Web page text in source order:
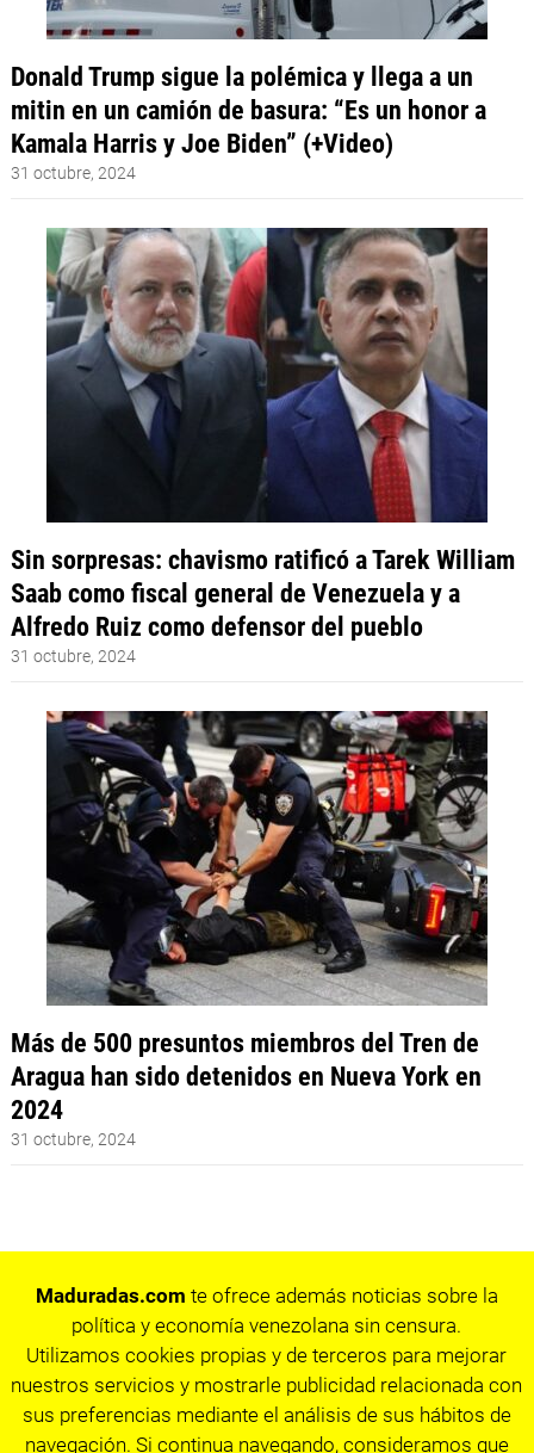
Donald Trump sigue la polémica y llega a un
mitin en un camión de basura: “Es un honor a
Kamala Harris y Joe Biden” (+Video)
31 octubre, 2024
Sin sorpresas: chavismo ratificó a Tarek William
Saab como fiscal general de Venezuela y a
Alfredo Ruiz como defensor del pueblo
31 octubre, 2024
Más de 500 presuntos miembros del Tren de
Aragua han sido detenidos en Nueva York en
2024
31 octubre, 2024
Maduradas.com te ofrece además noticias sobre la
política y economía venezolana sin censura.
Utilizamos cookies propias y de terceros para mejorar
nuestros servicios y mostrarle publicidad relacionada con
sus preferencias mediante el análisis de sus hábitos de
navegación. Si continua navegando, consideramos que